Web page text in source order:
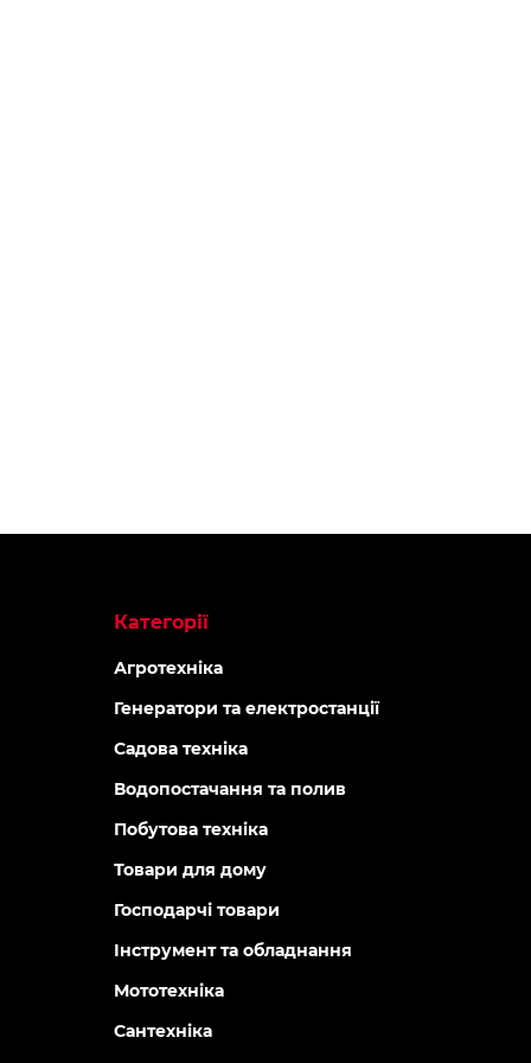
Категорії
Агротехніка
Генератори та електростанції
Садова техніка
Водопостачання та полив
Побутова техніка
Товари для дому
Господарчі товари
Інструмент та обладнання
Мототехніка
Сантехніка